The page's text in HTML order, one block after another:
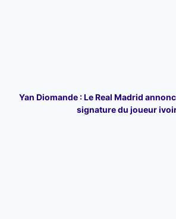
Yan Diomande : Le Real Madrid
signature du joueur